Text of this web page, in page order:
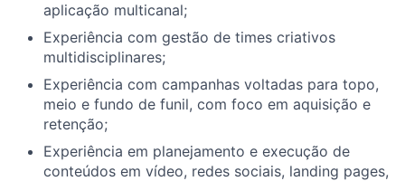
aplicação multicanal;
Experiência com gestão de times criativos
multidisciplinares;
Experiência com campanhas voltadas para topo,
meio e fundo de funil, com foco em aquisição e
retenção;
Experiência em planejamento e execução de
conteúdos em vídeo, redes sociais, landing pages,